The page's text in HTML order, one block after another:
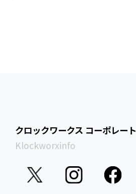
クロックワークス コーポレート
Klockworxinfo